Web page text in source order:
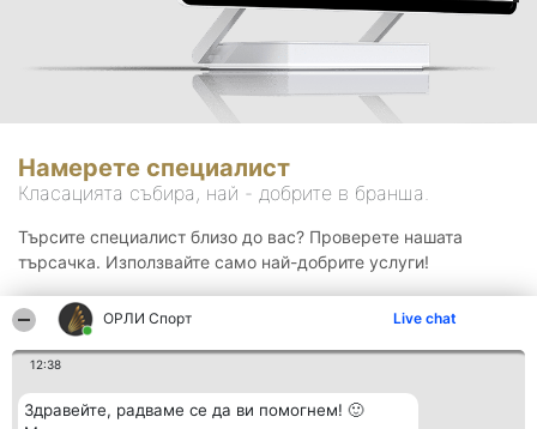
ОРЛИ Спорт Live chat
12:38
Здравейте, радваме се да ви помогнем! 🙂
Намерете специалист
Класацията събира, най - добрите в бранша.
Търсите специалист близо до вас? Проверете нашата
търсачка. Използвайте само най-добрите услуги!